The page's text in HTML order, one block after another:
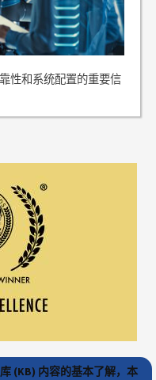
性和系统配置的重要信
(KB) 内容的基本了解，本